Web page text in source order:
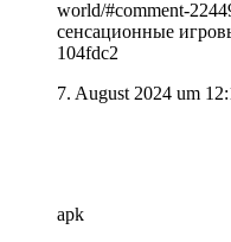
world/#comment-
сенсационные
104fdc2
7. August 2024 um
apk